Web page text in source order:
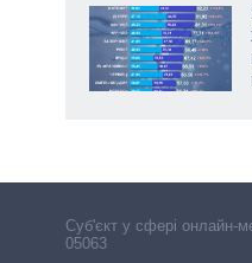
Cуб'єкт у сфері онлайн-
05063